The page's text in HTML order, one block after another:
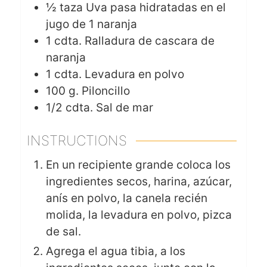
½ taza Uva pasa hidratadas en el
jugo de 1 naranja
1 cdta. Ralladura de cascara de
naranja
1 cdta. Levadura en polvo
100 g. Piloncillo
1/2 cdta. Sal de mar
INSTRUCTIONS
En un recipiente grande coloca los
ingredientes secos, harina, azúcar,
anís en polvo, la canela recién
molida, la levadura en polvo, pizca
de sal.
Agrega el agua tibia, a los